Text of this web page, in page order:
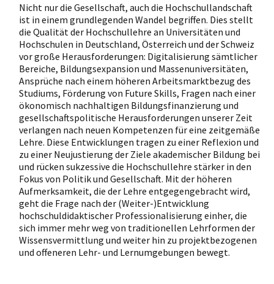
Nicht nur die Gesellschaft, auch die Hochschullandschaft
ist in einem grundlegenden Wandel begriffen. Dies stellt
die Qualität der Hochschullehre an Universitäten und
Hochschulen in Deutschland, Österreich und der Schweiz
vor große Herausforderungen: Digitalisierung sämtlicher
Bereiche, Bildungsexpansion und Massenuniversitäten,
Ansprüche nach einem höheren Arbeitsmarktbezug des
Studiums, Förderung von Future Skills, Fragen nach einer
ökonomisch nachhaltigen Bildungsfinanzierung und
gesellschaftspolitische Herausforderungen unserer Zeit
verlangen nach neuen Kompetenzen für eine zeitgemäße
Lehre. Diese Entwicklungen tragen zu einer Reflexion und
zu einer Neujustierung der Ziele akademischer Bildung bei
und rücken sukzessive die Hochschullehre stärker in den
Fokus von Politik und Gesellschaft. Mit der höheren
Aufmerksamkeit, die der Lehre entgegengebracht wird,
geht die Frage nach der (Weiter-)Entwicklung
hochschuldidaktischer Professionalisierung einher, die
sich immer mehr weg von traditionellen Lehrformen der
Wissensvermittlung und weiter hin zu projektbezogenen
und offeneren Lehr- und Lernumgebungen bewegt.